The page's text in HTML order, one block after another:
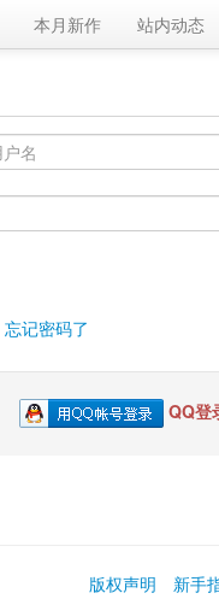
本月新作 站内动态
忘记密码了
QQ登
版权声明 新手